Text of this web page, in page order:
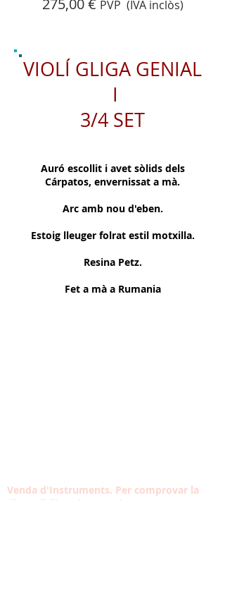
275,00 € PVP (IVA inclòs)
VIOLÍ GLIGA GENIAL
I
3/4 SET
Auró escollit i avet sòlids dels
Cárpatos, envernissat a mà.
Arc amb nou d'eben.
Estoig lleuger folrat estil motxilla.
Resina Petz.
Fet a mà a Rumania
Venda d'Instruments. Per comprovar la
disponibilitat d'un producte posa't en